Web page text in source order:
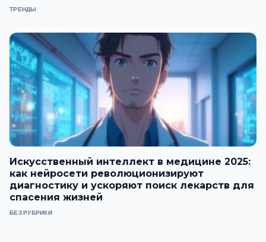
ТРЕНДЫ
Искусственный интеллект в медицине 2025:
как нейросети революционизируют
диагностику и ускоряют поиск лекарств для
спасения жизней
БЕЗ РУБРИКИ